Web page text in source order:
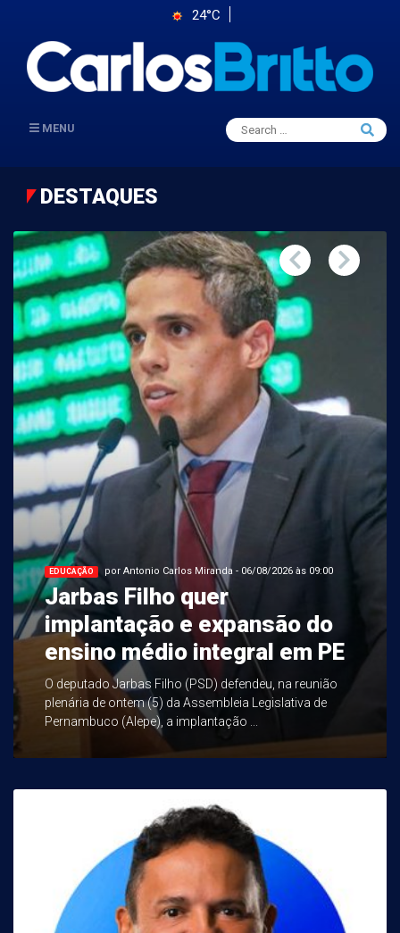
24°C
MENU
Search
for:
Search
DESTAQUES
EDUCAÇÃO por Antonio Carlos Miranda - 06/08/2026 às 09:00
Jarbas Filho quer
implantação e expansão do
ensino médio integral em PE
O deputado Jarbas Filho (PSD) defendeu, na reunião
plenária de ontem (5) da Assembleia Legislativa de
Pernambuco (Alepe), a implantação ...